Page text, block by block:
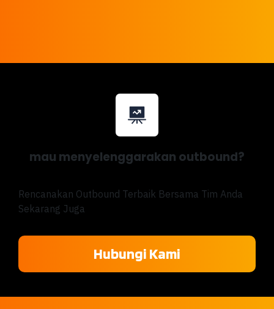
mau menyelenggarakan outbound?
Rencanakan Outbound Terbaik Bersama Tim Anda
Sekarang Juga
Hubungi Kami